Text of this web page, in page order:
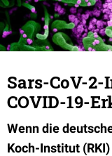
Sars-CoV-
COVID-19-
Wenn die
Koch-Institut